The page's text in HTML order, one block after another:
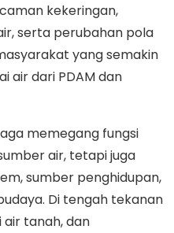
kekeringan,
serta perubahan pola
yang semakin
air dari PDAM dan
memegang fungsi
air, tetapi juga
sumber penghidupan,
Di tengah tekanan
air tanah, dan